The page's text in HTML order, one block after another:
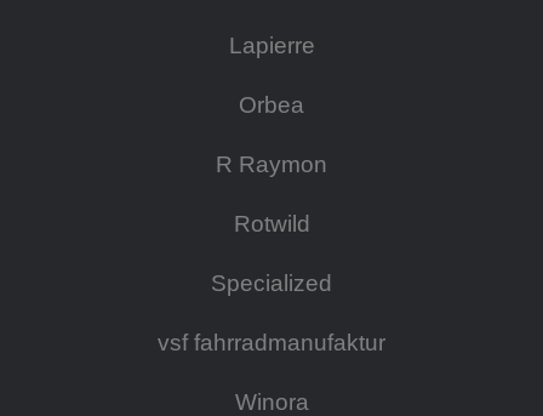
Lapierre
Orbea
R Raymon
Rotwild
Specialized
vsf fahrradmanufaktur
Winora